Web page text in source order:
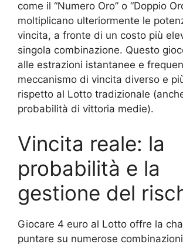
come il “Numero Oro” o “Doppio
moltiplicano ulteriormente le
vincita, a fronte di un costo più
singola combinazione. Questo
alle estrazioni istantanee e
meccanismo di vincita diverso e
rispetto al Lotto tradizionale
probabilità di vittoria medie).
Vincita reale: la
probabilità e la
gestione del
Giocare 4 euro al Lotto offre la
puntare su numerose